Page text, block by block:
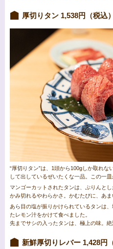
厚切りタン 1,538円（税込）
“厚切りタン”は、1頭から100gしか取れ
して出しているぜいたくな一品。この一皿
マンゴーカットされたタンは、ぷりんと
かみ切れるやわらかさ。かむたびに、あま
あら目の塩が振りかけられているタンは
たレモン汁をかけて食べました。
先までサシの入ったタンは、極上の味。
新鮮厚切りレバー 1,428円